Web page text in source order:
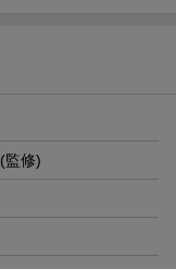
(監修)